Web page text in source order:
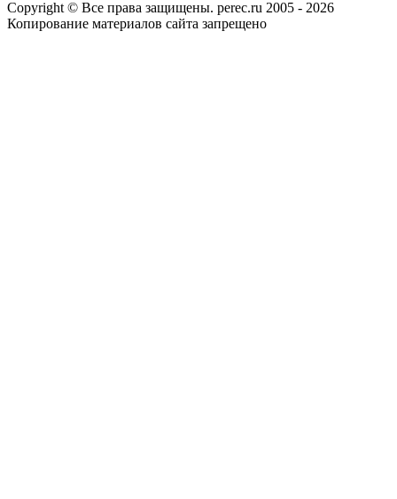
Copyright © Все права защищены. perec.ru 2005 - 2026
Копирование материалов сайта запрещено